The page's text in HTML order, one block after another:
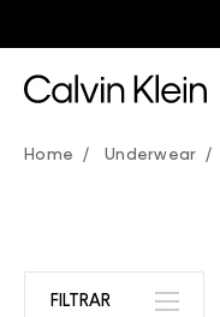
Underwear
FILTRAR